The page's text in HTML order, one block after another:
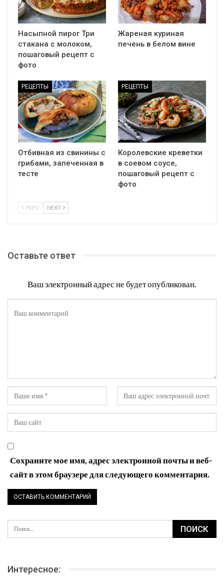
Насыпной пирог Три
стакана с молоком,
пошаговый рецепт с
фото
Жареная куриная
печень в белом вине
РЕЦЕПТЫ
Отбивная из свинины с
грибами, запеченная в
тесте
РЕЦЕПТЫ
Королевские креветки
в соевом соусе,
пошаговый рецепт с
фото
PREV NEXT
Оставьте ответ
Ваш электронный адрес не будет опубликован.
Сохраните мое имя, адрес электронной почты и веб-
сайт в этом браузере для следующего комментария.
Интересное: